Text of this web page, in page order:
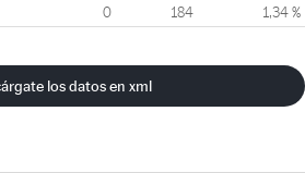
0 184 1,34 %
los datos en xml